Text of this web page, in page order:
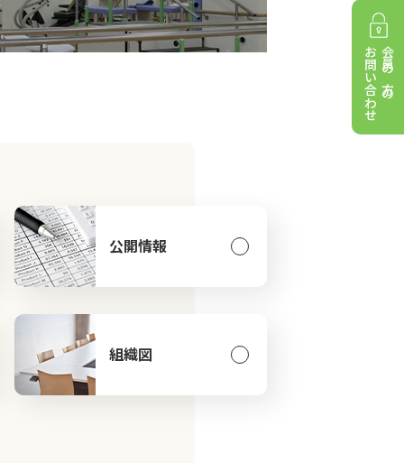
会員の方の
お問い合わせ
公開情報
組織図